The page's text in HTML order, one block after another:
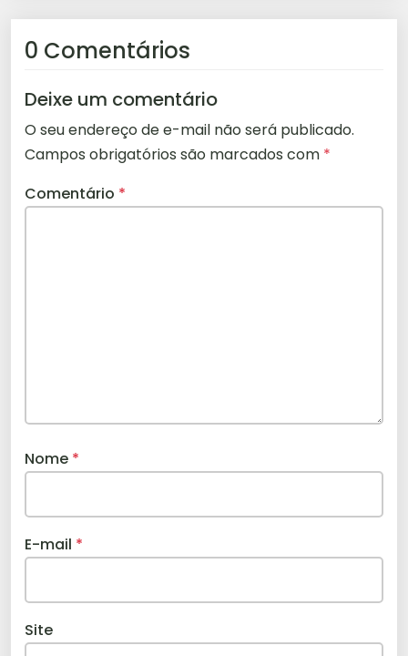
0 Comentários
Deixe um comentário
O seu endereço de e-mail não será publicado.
Campos obrigatórios são marcados com *
Comentário *
Nome *
E-mail *
Site